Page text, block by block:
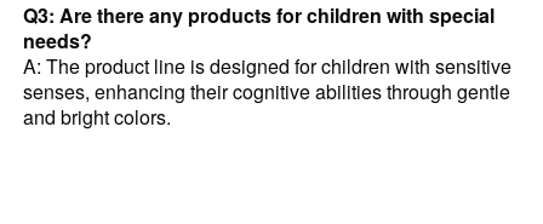
Q3: Are there any products for children with special
needs?
A: The product line is designed for children with sensitive
senses, enhancing their cognitive abilities through gentle
and bright colors.